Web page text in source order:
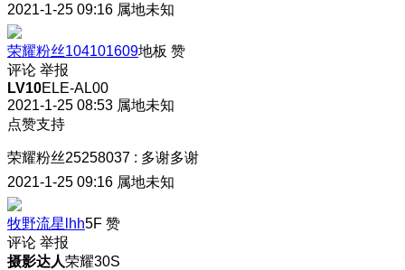
2021-1-25 09:16 属地未知
荣耀粉丝104101609地板 赞
评论 举报
LV10ELE-AL00
2021-1-25 08:53 属地未知
点赞支持
荣耀粉丝25258037 : 多谢多谢
2021-1-25 09:16 属地未知
牧野流星lhh5F 赞
评论 举报
摄影达人荣耀30S